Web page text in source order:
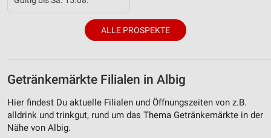
ALLE PROSPEKTE
Getränkemärkte Filialen in Albig
Hier findest Du aktuelle Filialen und Öffnungszeiten von z.B.
alldrink und trinkgut, rund um das Thema Getränkemärkte in der
Nähe von Albig.